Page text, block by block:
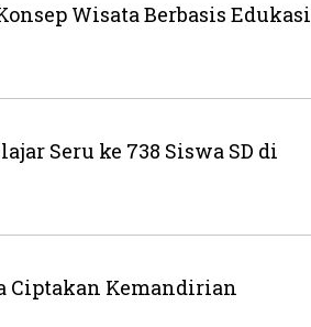
Wisata Berbasis Edukasi
Seru ke 738 Siswa SD di
Ciptakan Kemandirian